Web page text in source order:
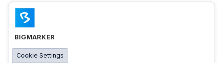
BIGMARKER
Cookie Settings